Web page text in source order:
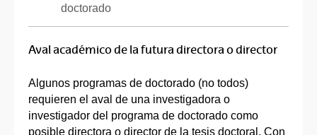
doctorado
Aval académico de la futura directora o director
Algunos programas de doctorado (no todos)
requieren el aval de una investigadora o
investigador del programa de doctorado como
posible directora o director de la tesis doctoral. Con